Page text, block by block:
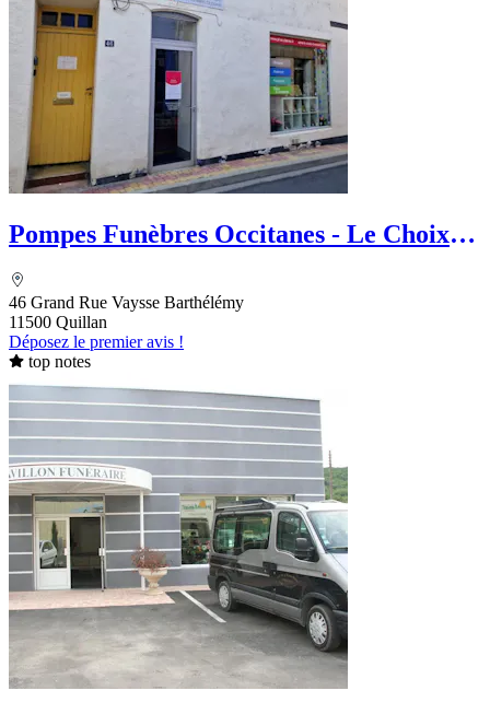
Pompes Funèbres Occitanes - Le Choix
46 Grand Rue Vaysse Barthélémy
11500 Quillan
Déposez le premier avis !
top notes